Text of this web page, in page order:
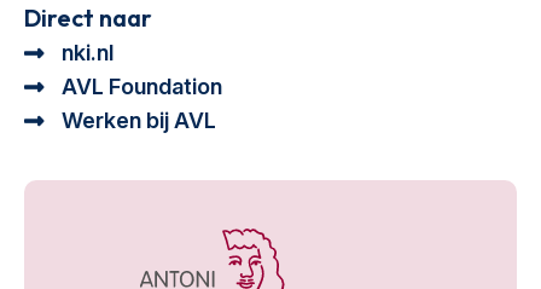
Direct naar
nki.nl
AVL Foundation
Werken bij AVL